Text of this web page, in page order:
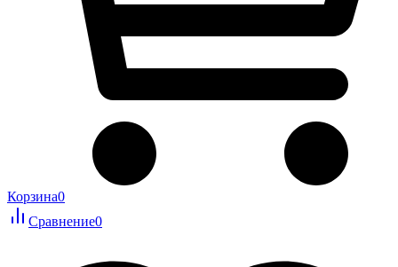
Корзина0
Сравнение0